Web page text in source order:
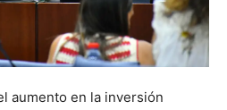
aumento en la inversión